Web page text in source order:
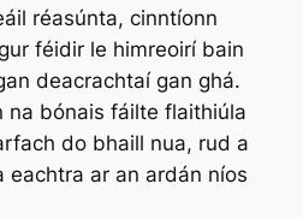
réasúnta, cinntíonn
féidir le himreoirí bain
deacrachtaí gan ghá.
na bónais fáilte flaithiúla
do bhaill nua, rud a
eachtra ar an ardán níos